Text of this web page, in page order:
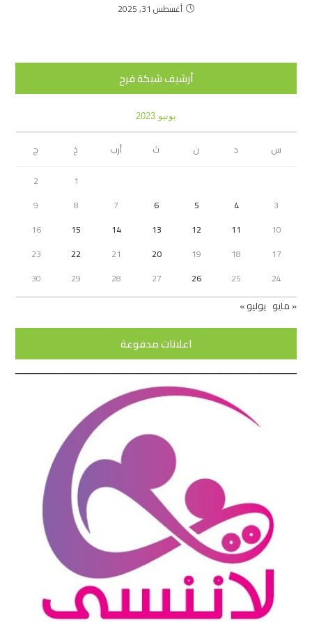
أغسطس 31, 2025
أرشيف شبكة فرح
يونيو 2023
س د ن ث أرب خ
ج
1
2
3
4
5
6
7
8
9
10
11
12
13
14
15
16
17
18
19
20
21
22
23
24
25
26
27
28
29
30
« مايو يوليو »
اعلانات مدفوعة